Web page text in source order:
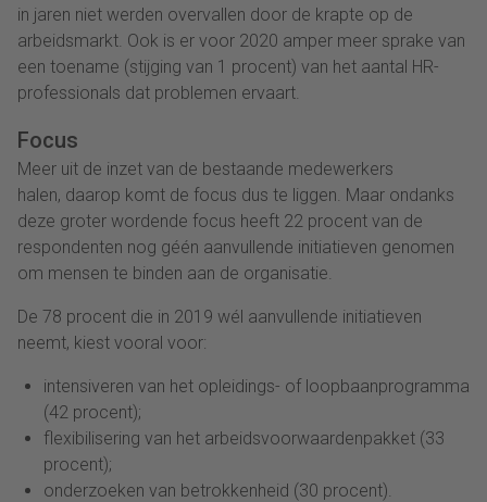
in jaren niet werden overvallen door de krapte op de
arbeidsmarkt. Ook is er voor 2020 amper meer sprake van
een toename (stijging van 1 procent) van het aantal HR-
professionals dat problemen ervaart.
Focus
Meer uit de inzet van de bestaande medewerkers
halen, daarop komt de focus dus te liggen. Maar ondanks
deze groter wordende focus heeft 22 procent van de
respondenten nog géén aanvullende initiatieven genomen
om mensen te binden aan de organisatie.
De 78 procent die in 2019 wél aanvullende initiatieven
neemt, kiest vooral voor:
intensiveren van het opleidings- of loopbaanprogramma
(42 procent);
flexibilisering van het arbeidsvoorwaardenpakket (33
procent);
onderzoeken van betrokkenheid (30 procent).